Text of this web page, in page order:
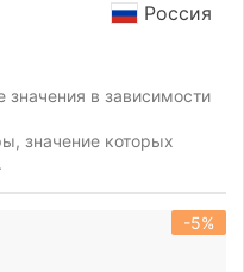
Россия
в зависимости
значение которых
-5%